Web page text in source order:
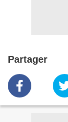
Partager